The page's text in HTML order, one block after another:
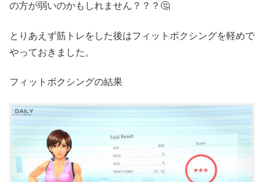
の方が弱いのかもしれません？？？🤔
とりあえず筋トレをした後はフィットボクシングを軽めで
やっておきました。
フィットボクシングの結果